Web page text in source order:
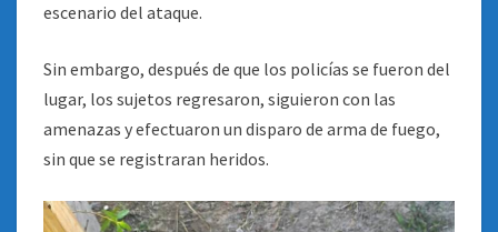
escenario del ataque.
Sin embargo, después de que los policías se fueron del
lugar, los sujetos regresaron, siguieron con las
amenazas y efectuaron un disparo de arma de fuego,
sin que se registraran heridos.